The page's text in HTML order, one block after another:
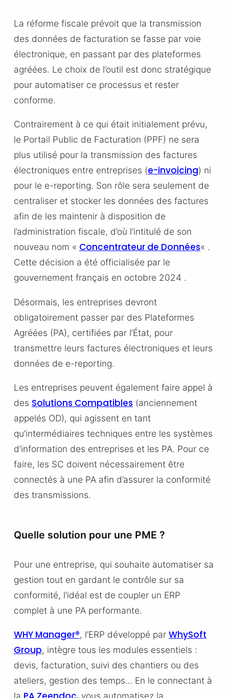
La réforme fiscale prévoit que la transmission
des données de facturation se fasse par voie
électronique, en passant par des plateformes
agréées. Le choix de l’outil est donc stratégique
pour automatiser ce processus et rester
conforme.
Contrairement à ce qui était initialement prévu,
le Portail Public de Facturation (PPF) ne sera
plus utilisé pour la transmission des factures
électroniques entre entreprises (e-invoicing) ni
pour le e-reporting. Son rôle sera seulement de
centraliser et stocker les données des factures
afin de les maintenir à disposition de
l’administration fiscale, d’où l’intitulé de son
nouveau nom « Concentrateur de Données« .
Cette décision a été officialisée par le
gouvernement français en octobre 2024 .
Désormais, les entreprises devront
obligatoirement passer par des Plateformes
Agréées (PA), certifiées par l’État, pour
transmettre leurs factures électroniques et leurs
données de e-reporting.
Les entreprises peuvent également faire appel à
des Solutions Compatibles (anciennement
appelés OD), qui agissent en tant
qu’intermédiaires techniques entre les systèmes
d’information des entreprises et les PA. Pour ce
faire, les SC doivent nécessairement être
connectés à une PA afin d’assurer la conformité
des transmissions.
Quelle solution pour une PME ?
Pour une entreprise, qui souhaite automatiser sa
gestion tout en gardant le contrôle sur sa
conformité, l’idéal est de coupler un ERP
complet à une PA performante.
WHY Manager®, l’ERP développé par WhySoft
Group, intègre tous les modules essentiels :
devis, facturation, suivi des chantiers ou des
ateliers, gestion des temps… En le connectant à
la
vous automatisez la